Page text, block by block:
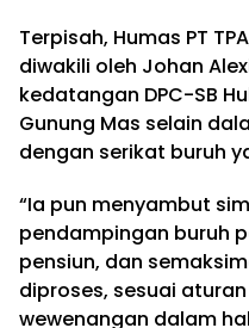
Terpisah, Humas PT
diwakili oleh Johan
kedatangan DPC-SB
Gunung Mas selain
dengan serikat buruh
“Ia pun menyambut
pendampingan buruh
pensiun, dan
diproses, sesuai
wewenangan dalam